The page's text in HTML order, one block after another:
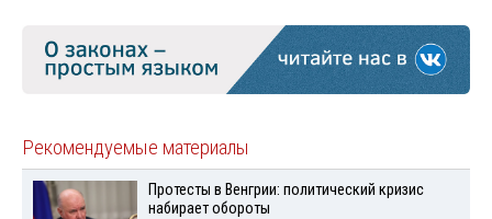
Рекомендуемые материалы
Протесты в Венгрии: политический кризис
набирает обороты